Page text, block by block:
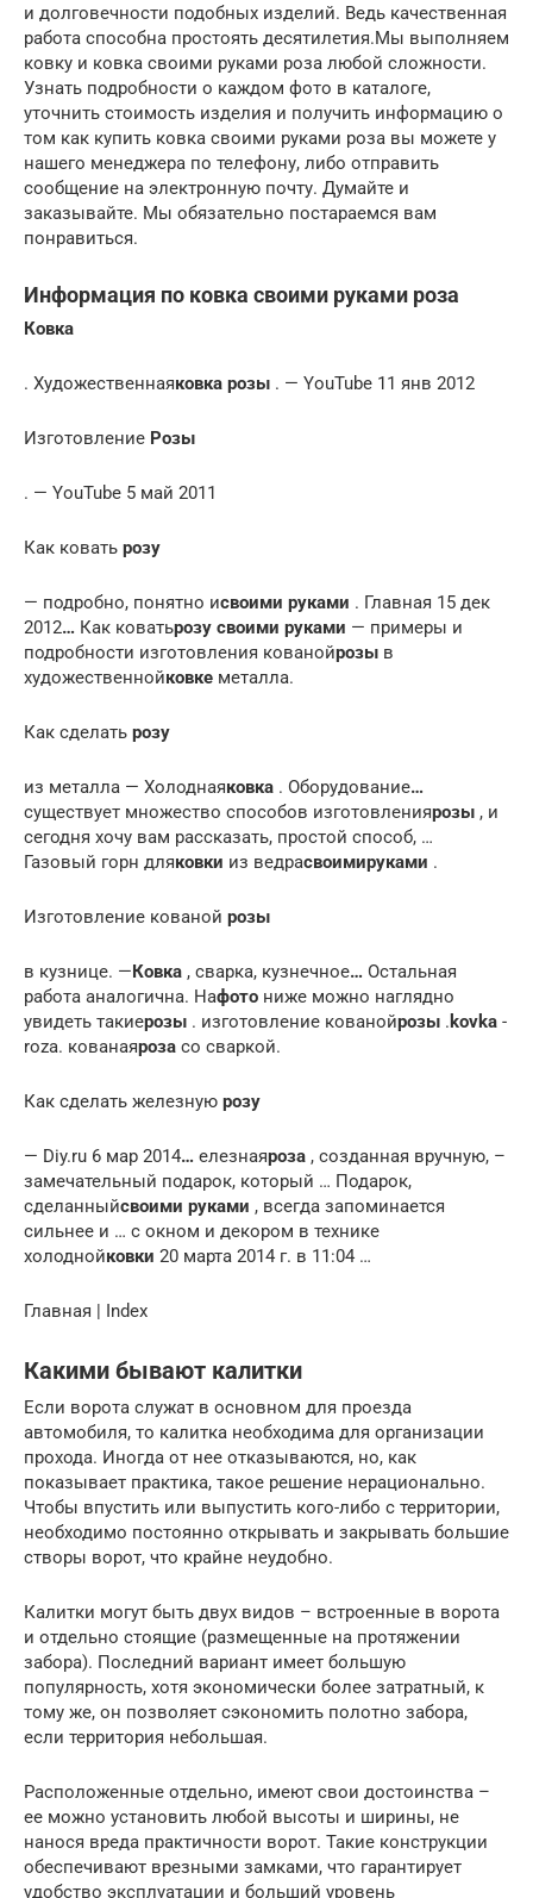
и долговечности подобных изделий. Ведь качественная
работа способна простоять десятилетия.Мы выполняем
ковку и ковка своими руками роза любой сложности.
Узнать подробности о каждом фото в каталоге,
уточнить стоимость изделия и получить информацию о
том как купить ковка своими руками роза вы можете у
нашего менеджера по телефону, либо отправить
сообщение на электронную почту. Думайте и
заказывайте. Мы обязательно постараемся вам
понравиться.
Информация по ковка своими руками роза
Ковка
. Художественнаяковка розы . — YouTube 11 янв 2012
Изготовление Розы
. — YouTube 5 май 2011
Как ковать розу
— подробно, понятно исвоими руками . Главная 15 дек
2012… Как коватьрозу своими руками — примеры и
подробности изготовления кованойрозы в
художественнойковке металла.
Как сделать розу
из металла — Холоднаяковка . Оборудование…
существует множество способов изготовлениярозы , и
сегодня хочу вам рассказать, простой способ, …
Газовый горн дляковки из ведрасвоимируками .
Изготовление кованой розы
в кузнице. —Ковка , сварка, кузнечное… Остальная
работа аналогична. Нафото ниже можно наглядно
увидеть такиерозы . изготовление кованойрозы . kovka -
roza. кованаяроза со сваркой.
Как сделать железную розу
— Diy.ru 6 мар 2014… елезнаяроза , созданная вручную, –
замечательный подарок, который … Подарок,
сделанныйсвоими руками , всегда запоминается
сильнее и … с окном и декором в технике
холоднойковки 20 марта 2014 г. в 11:04 …
Главная | Index
Какими бывают калитки
Если ворота служат в основном для проезда
автомобиля, то калитка необходима для организации
прохода. Иногда от нее отказываются, но, как
показывает практика, такое решение нерационально.
Чтобы впустить или выпустить кого-либо с территории,
необходимо постоянно открывать и закрывать большие
створы ворот, что крайне неудобно.
Калитки могут быть двух видов – встроенные в ворота
и отдельно стоящие (размещенные на протяжении
забора). Последний вариант имеет большую
популярность, хотя экономически более затратный, к
тому же, он позволяет сэкономить полотно забора,
если территория небольшая.
Расположенные отдельно, имеют свои достоинства –
ее можно установить любой высоты и ширины, не
нанося вреда практичности ворот. Такие конструкции
обеспечивают врезными замками, что гарантирует
удобство эксплуатации и больший уровень